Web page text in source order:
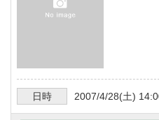
日時 2007/4/28(土)